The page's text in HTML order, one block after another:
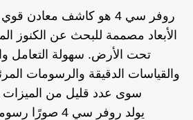
روفر سي 4 هو كاشف معادن
الأبعاد مصممة للبحث عن الكنوز
تحت الأرض. سهولة التعامل
والقياسات الدقيقة والرسومات
سوى عدد قليل من الميزات
يولد روفر سي 4